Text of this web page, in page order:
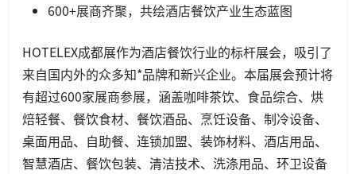
600+展商齐聚，共绘酒店餐饮产业生态蓝图
HOTELEX成都展作为酒店餐饮行业的标杆展会，吸引了
来自国内外的众多知*品牌和新兴企业。本届展会预计将
有超过600家展商参展，涵盖咖啡茶饮、食品综合、烘
焙轻餐、餐饮食材、餐饮酒品、烹饪设备、制冷设备、
桌面用品、自助餐、连锁加盟、装饰材料、酒店用品、
智慧酒店、餐饮包装、清洁技术、洗涤用品、环卫设备